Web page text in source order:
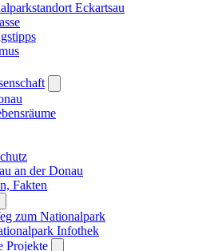
Eckartsau
an der Donau
Fakten
zum Nationalpark
Infothek
Projekte